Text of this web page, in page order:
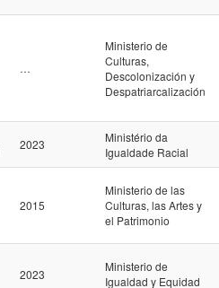
…
Ministerio de
Culturas,
Descolonización y
Despatriarcalización
2023
Ministério da
Igualdade Racial
2015
Ministerio de las
Culturas, las Artes y
el Patrimonio
2023
Ministerio de
Igualdad y Equidad